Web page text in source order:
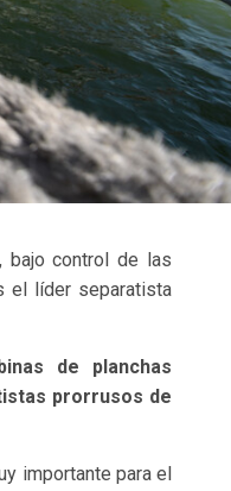
, bajo control de las
el líder separatista
de planchas
prorrusos de
importante para el